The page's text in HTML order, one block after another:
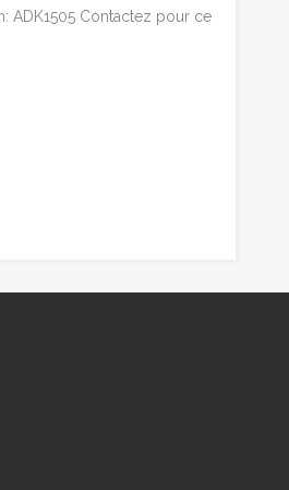
ADK1505 Contactez pour ce